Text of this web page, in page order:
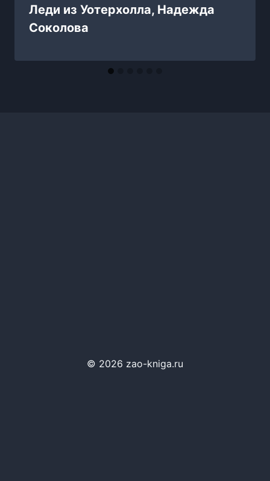
Леди из Уотерхолла, Надежда
Соколова
© 2026 zao-kniga.ru